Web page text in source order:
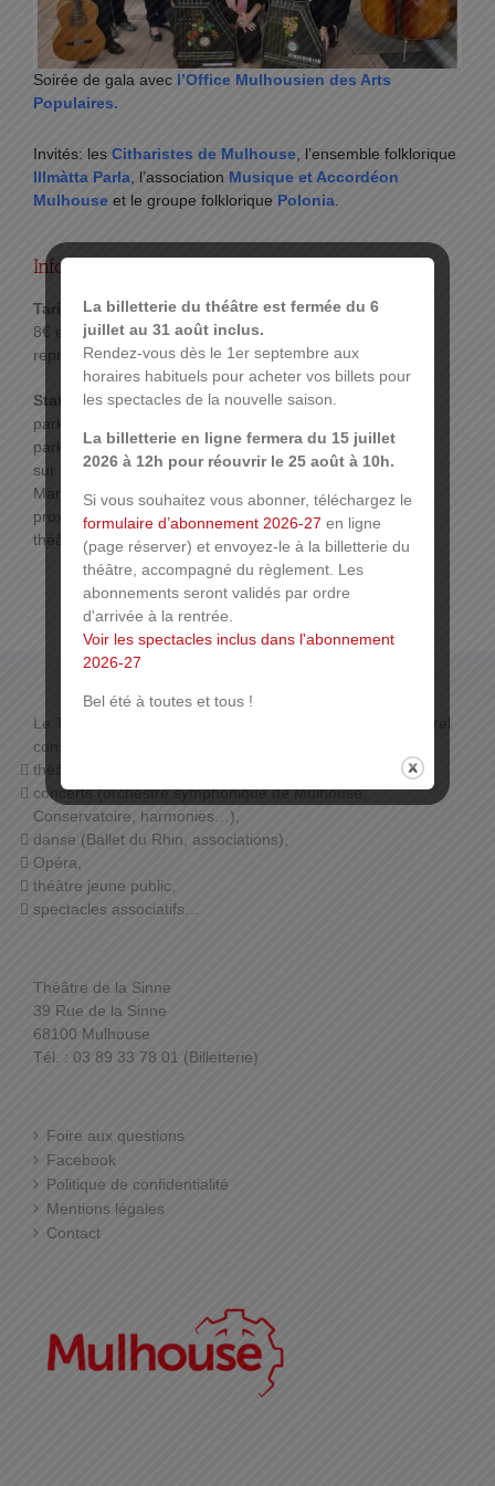
Soirée de gala avec l’Office Mulhousien des Arts
Populaires.
Invités: les Citharistes de Mulhouse , l’ensemble folklorique
Illmàtta Parla , l’association Musique et Accordéon
Mulhouse et le groupe folklorique Polonia
Infos pratiques :
Tarif :
8€ en
préventeet 10 € en caisse le soir de la
représentation
Stationnement :
parking Réunion : 2 € les 4h,
parking des Maréchaux, ouvert tous les jours 24h
sur 24h. En empruntant l’issue piétonne « Cour des
Maréchaux », la sortie du parking s’effectue à
proximité de la place de la Réunion, à deux pas du
théâtre.
Le THÉÂTRE DE LA SINNE propose un programme culturel
constitué de :
théâtre de boulevard,
concerts (orchestre symphonique de Mulhouse,
Conservatoire, harmonies…),
danse (Ballet du Rhin, associations),
Opéra,
théâtre jeune public,
spectacles associatifs…
Théâtre de la Sinne
39 Rue de la Sinne
68100 Mulhouse
Tél. : 03 89 33 78 01 (Billetterie)
Foire aux questions
Facebook
Politique de confidentialité
Mentions légales
Contact
La billetterie du théâtre est fermée du 6
juillet au 31 août inclus.
Rendez-vous dès le 1er septembre aux
horaires habituels pour acheter vos billets pour
les spectacles de la nouvelle saison.
La billetterie en ligne fermera du 15 juillet
2026 à 12h pour réouvrir le 25 août à 10h.
Si vous souhaitez vous abonner, téléchargez le
formulaire d’abonnement 2026-27 en ligne
(page réserver) et envoyez-le à la billetterie du
théâtre, accompagné du règlement. Les
abonnements seront validés par ordre
d'arrivée à la rentrée.
Voir les spectacles inclus dans l'abonnement
2026-27
Bel été à toutes et tous !